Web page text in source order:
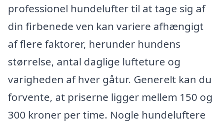
professionel hundelufter til at tage sig af
din firbenede ven kan variere afhængigt
af flere faktorer, herunder hundens
størrelse, antal daglige lufteture og
varigheden af hver gåtur. Generelt kan du
forvente, at priserne ligger mellem 150 og
300 kroner per time. Nogle hundeluftere